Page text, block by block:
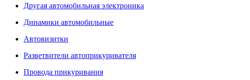
Другая автомобильная электроника
Динамики автомобильные
Автовизитки
Разветвители автоприкуривателя
Провода прикуривания